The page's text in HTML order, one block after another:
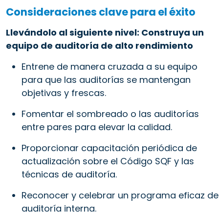
Consideraciones clave para el éxito
Llevándolo al siguiente nivel: Construya un
equipo de auditoría de alto rendimiento
Entrene de manera cruzada a su equipo
para que las auditorías se mantengan
objetivas y frescas.
Fomentar el sombreado o las auditorías
entre pares para elevar la calidad.
Proporcionar capacitación periódica de
actualización sobre el Código SQF y las
técnicas de auditoría.
Reconocer y celebrar un programa eficaz de
auditoría interna.